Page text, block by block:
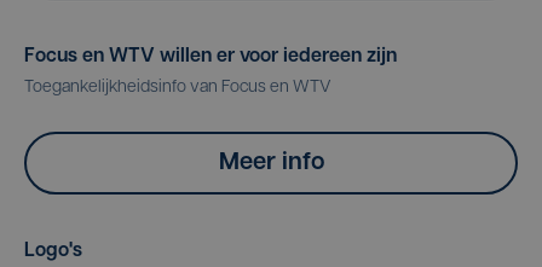
Focus en WTV willen er voor iedereen zijn
Toegankelijkheidsinfo van Focus en WTV
Meer info
Logo's